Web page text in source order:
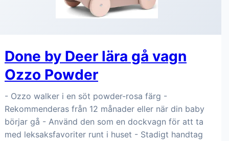
Done by Deer lära gå vagn
Ozzo Powder
- Ozzo walker i en söt powder-rosa färg -
Rekommenderas från 12 månader eller när din baby
börjar gå - Använd den som en dockvagn för att ta
med leksaksfavoriter runt i huset - Stadigt handtag